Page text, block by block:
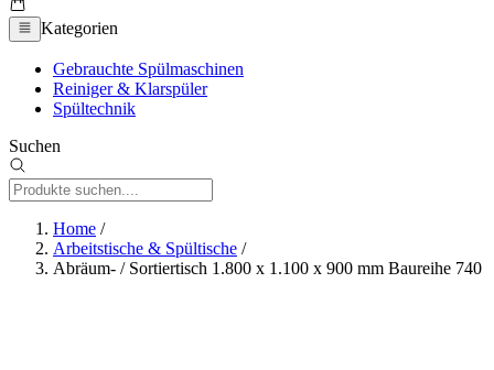
Kategorien
Gebrauchte Spülmaschinen
Reiniger & Klarspüler
Spültechnik
Suchen
Home /
Arbeitstische & Spültische /
Abräum- / Sortiertisch 1.800 x 1.100 x 900 mm Baureihe 740